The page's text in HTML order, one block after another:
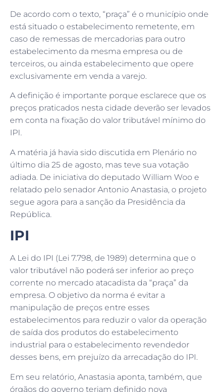
De acordo com o texto, “praça” é o município onde
está situado o estabelecimento remetente, em
caso de remessas de mercadorias para outro
estabelecimento da mesma empresa ou de
terceiros, ou ainda estabelecimento que opere
exclusivamente em venda a varejo.
A definição é importante porque esclarece que os
preços praticados nesta cidade deverão ser levados
em conta na fixação do valor tributável mínimo do
IPI.
A matéria já havia sido discutida em Plenário no
último dia 25 de agosto, mas teve sua votação
adiada. De iniciativa do deputado William Woo e
relatado pelo senador Antonio Anastasia, o projeto
segue agora para a sanção da Presidência da
República.
IPI
A Lei do IPI (Lei 7.798, de 1989) determina que o
valor tributável não poderá ser inferior ao preço
corrente no mercado atacadista da “praça” da
empresa. O objetivo da norma é evitar a
manipulação de preços entre esses
estabelecimentos para reduzir o valor da operação
de saída dos produtos do estabelecimento
industrial para o estabelecimento revendedor
desses bens, em prejuízo da arrecadação do IPI.
Em seu relatório, Anastasia aponta, também, que
órgãos do governo teriam definido nova